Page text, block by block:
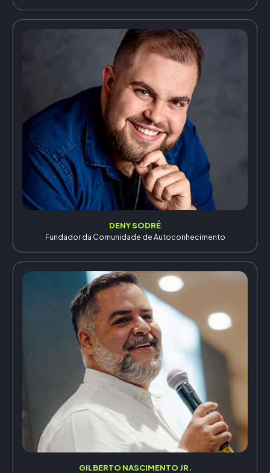
DENY SODRÉ
Fundador da Comunidade de Autoconhecimento
GILBERTO NASCIMENTO JR.